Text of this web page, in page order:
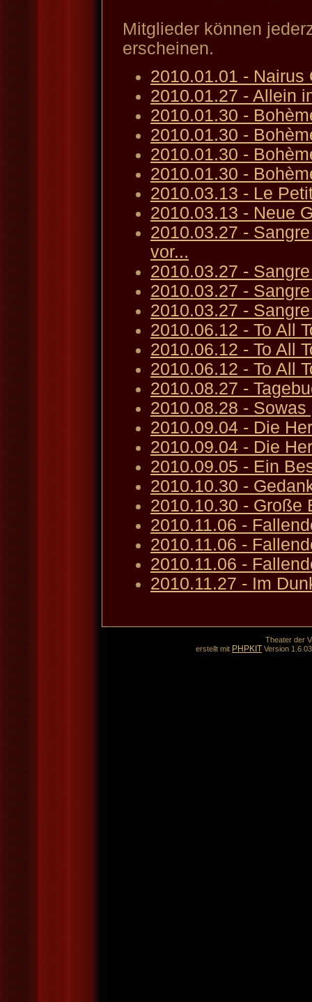
Mitglieder können
erscheinen.
2010.01.01 - Nairus
2010.01.27 - Allein
2010.01.30 -
2010.01.30 -
2010.01.30 -
2010.01.30 -
2010.03.13 - Le
2010.03.13 - Neue
2010.03.27 -
vor...
2010.03.27 -
2010.03.27 -
2010.03.27 -
2010.06.12 - To All
2010.06.12 - To All
2010.06.12 - To All
2010.08.27 -
2010.08.28 -
2010.09.04 - Die
2010.09.04 - Die
2010.09.05 - Ein
2010.10.30 -
2010.10.30 - Große
2010.11.06 -
2010.11.06 -
2010.11.06 -
2010.11.27 - Im
Theater der
erstellt mit PHPKIT Version